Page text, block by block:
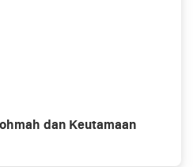
dan Keutamaan